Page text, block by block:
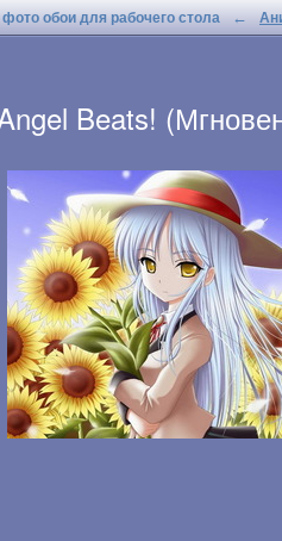
обои для рабочего стола ←
Beats!